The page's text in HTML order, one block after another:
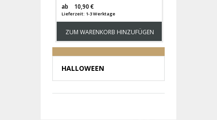
ab
10,90 €
Lieferzeit: 1-3 Werktage
ZUM WARENKORB HINZUFÜGEN
HALLOWEEN